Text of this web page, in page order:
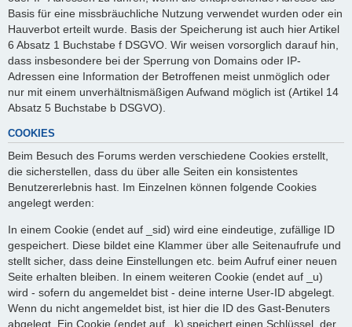
Basis für eine missbräuchliche Nutzung verwendet wurden oder ein
Hauverbot erteilt wurde. Basis der Speicherung ist auch hier Artikel
6 Absatz 1 Buchstabe f DSGVO. Wir weisen vorsorglich darauf hin,
dass insbesondere bei der Sperrung von Domains oder IP-
Adressen eine Information der Betroffenen meist unmöglich oder
nur mit einem unverhältnismäßigen Aufwand möglich ist (Artikel 14
Absatz 5 Buchstabe b DSGVO).
COOKIES
Beim Besuch des Forums werden verschiedene Cookies erstellt,
die sicherstellen, dass du über alle Seiten ein konsistentes
Benutzererlebnis hast. Im Einzelnen können folgende Cookies
angelegt werden:
In einem Cookie (endet auf _sid) wird eine eindeutige, zufällige ID
gespeichert. Diese bildet eine Klammer über alle Seitenaufrufe und
stellt sicher, dass deine Einstellungen etc. beim Aufruf einer neuen
Seite erhalten bleiben. In einem weiteren Cookie (endet auf _u)
wird - sofern du angemeldet bist - deine interne User-ID abgelegt.
Wenn du nicht angemeldet bist, ist hier die ID des Gast-Benuters
abgelegt. Ein Cookie (endet auf _k) speichert einen Schlüssel, der